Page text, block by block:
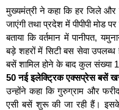
मुख्यमंत्री ने कहा कि हर जिले
जाएंगी तथा प्रदेश में पीपीपी मोड
बताया कि वर्तमान में पानीपत,
बड़े शहरों में सिटी बस सेवा
बसें शामिल होने के बाद कुल संख्या
50 नई इलेक्ट्रिक एक्सप्रेस बसें
उन्होंने कहा कि गुरुग्राम और
एसी बसें शुरू की जा रही हैं। इसके